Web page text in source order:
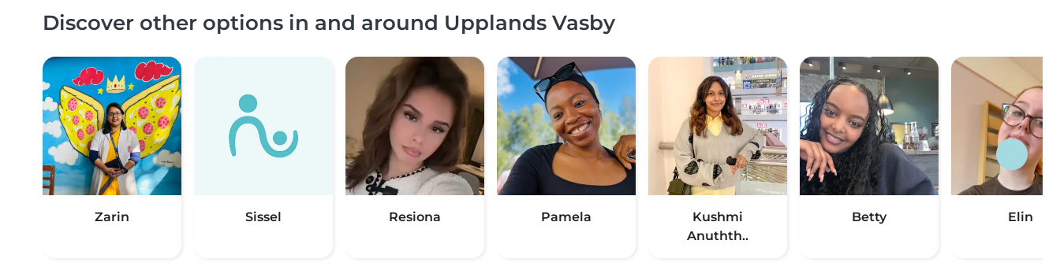
Discover other options in and around Upplands Vasby
Zarin Sissel Resiona Pamela
Kushmi
Anuthth..
Betty Elin